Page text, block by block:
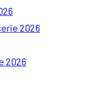
2026
2026